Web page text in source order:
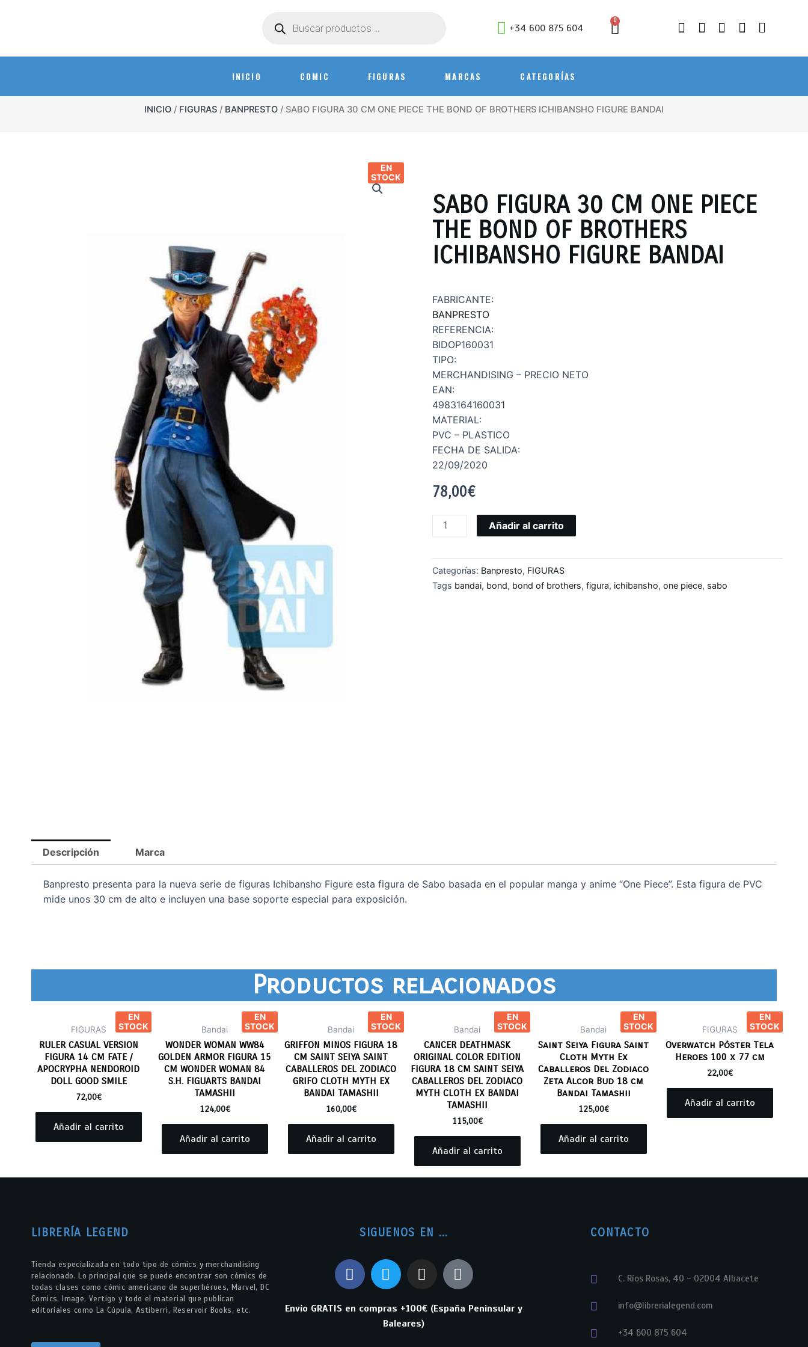
+34 600 875 604
0
INICIO COMIC FIGURAS MARCAS CATEGORÍAS
INICIO / FIGURAS / BANPRESTO / SABO FIGURA 30 CM ONE PIECE THE BOND OF BROTHERS ICHIBANSHO FIGURE BANDAI
EN
STOCK
SABO FIGURA 30 CM ONE PIECE
THE BOND OF BROTHERS
ICHIBANSHO FIGURE BANDAI
FABRICANTE:
BANPRESTO
REFERENCIA:
BIDOP160031
TIPO:
MERCHANDISING – PRECIO NETO
EAN:
4983164160031
MATERIAL:
PVC – PLASTICO
FECHA DE SALIDA:
22/09/2020
78,00€
Añadir al carrito
Categorías: Banpresto, FIGURAS
Tags bandai, bond, bond of brothers, figura, ichibansho, one piece, sabo
Descripción Marca
Banpresto presenta para la nueva serie de figuras Ichibansho Figure esta figura de Sabo basada en el popular manga y anime “One Piece”. Esta figura de PVC
mide unos 30 cm de alto e incluyen una base soporte especial para exposición.
Productos relacionados
EN
STOCK
FIGURAS
RULER CASUAL VERSION
FIGURA 14 CM FATE /
APOCRYPHA NENDOROID
DOLL GOOD SMILE
72,00€
Añadir al carrito
EN
STOCK
Bandai
WONDER WOMAN WW84
GOLDEN ARMOR FIGURA 15
CM WONDER WOMAN 84
S.H. FIGUARTS BANDAI
TAMASHII
124,00€
Añadir al carrito
EN
STOCK
Bandai
GRIFFON MINOS FIGURA 18
CM SAINT SEIYA SAINT
CABALLEROS DEL ZODIACO
GRIFO CLOTH MYTH EX
BANDAI TAMASHII
160,00€
Añadir al carrito
EN
STOCK
Bandai
CANCER DEATHMASK
ORIGINAL COLOR EDITION
FIGURA 18 CM SAINT SEIYA
CABALLEROS DEL ZODIACO
MYTH CLOTH EX BANDAI
TAMASHII
115,00€
Añadir al carrito
EN
STOCK
Bandai
Saint Seiya Figura Saint
Cloth Myth Ex
Caballeros Del Zodiaco
Zeta Alcor Bud 18 cm
Bandai Tamashii
125,00€
Añadir al carrito
EN
STOCK
FIGURAS
Overwatch Póster Tela
Heroes 100 x 77 cm
22,00€
Añadir al carrito
LIBRERÍA LEGEND
Tienda especializada en todo tipo de cómics y merchandising
relacionado. Lo principal que se puede encontrar son cómics de
todas clases como cómic americano de superhéroes, Marvel, DC
Comics, Image, Vertigo y todo el material que publican
editoriales como La Cúpula, Astiberri, Reservoir Books, etc.
SIGUENOS EN ...
Envío GRATIS en compras +100€ (España Peninsular y
Baleares)
CONTACTO
C. Ríos Rosas, 40 - 02004 Albacete
info@librerialegend.com
+34 600 875 604